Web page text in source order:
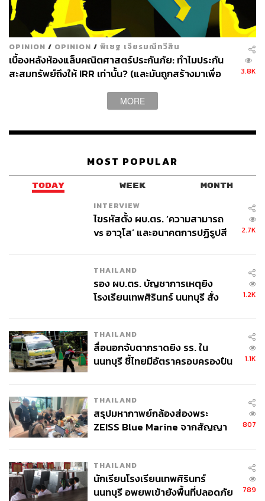
OPINION / OPINION / พิเชฐ เจียรมณีทวีสิน
เบื้องหลังห้องแล็บคณิตศาสตร์ประกันภัย: ทำไมประกัน
สะสมทรัพย์ถึงให้ IRR เท่านั้น? (และมันถูกสร้างมาเพื่อ
3.8K
MORE
MOST POPULAR
TODAY WEEK MONTH
INTERVIEW
ไขรหัสตั้ง ผบ.ตร. ‘ความสามารถ
vs อาวุโส’ และอนาคตการปฏิรูปสี
2.7K
THAILAND
รอง ผบ.ตร. บัญชาการเหตุยิง
โรงเรียนเทพศิรินทร์ นนทบุรี สั่ง
1.2K
THAILAND
สื่อนอกจับตากราดยิง รร. ใน
นนทบุรี ชี้ไทยมีอัตราครอบครองปืน
1.1K
THAILAND
สรุปมหากาพย์กล้องส่องพระ
ZEISS Blue Marine จากสัญญา
จ่ายหนี้-แอบระบุแบรนด์
807
THAILAND
นักเรียนโรงเรียนเทพศิรินทร์
นนทบุรี อพยพเข้ายังพื้นที่ปลอดภัย
789